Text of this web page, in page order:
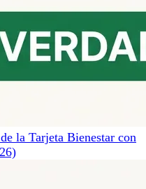
la Tarjeta Bienestar con